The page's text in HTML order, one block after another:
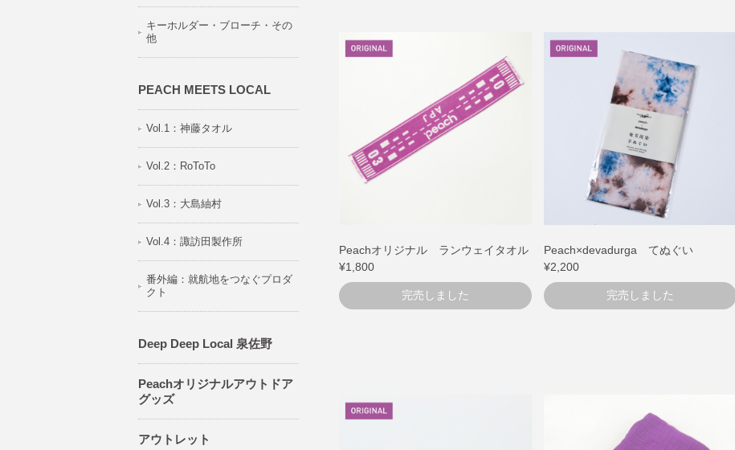
キーホルダー・ブローチ・その
他
PEACH MEETS LOCAL
Vol.1：神藤タオル
Vol.2：RoToTo
Vol.3：大島紬村
Vol.4：諏訪田製作所
番外編：就航地をつなぐプロダ
クト
Deep Deep Local 泉佐野
Peachオリジナルアウトドア
グッズ
アウトレット
Peachオリジナル ランウェイタオル
¥1,800
完売しました
Peach×devadurga てぬぐい
¥2,200
完売しました